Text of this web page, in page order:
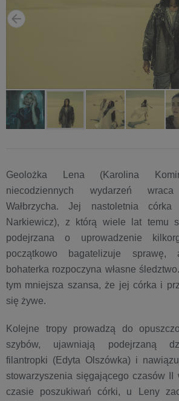
Geolożka Lena (Karolina
niecodziennych wydarzeń
Wałbrzycha. Jej nastoletnia
Narkiewicz), z którą wiele lat temu
podejrzana o uprowadzenie
początkowo bagatelizuje sprawę,
bohaterka rozpoczyna własne
tym mniejsza szansa, że jej córka i
się żywe.
Kolejne tropy prowadzą do
szybów, ujawniają podejrzaną
filantropki (Edyta Olszówka) i
stowarzyszenia sięgającego czasów
czasie poszukiwań córki, u Leny